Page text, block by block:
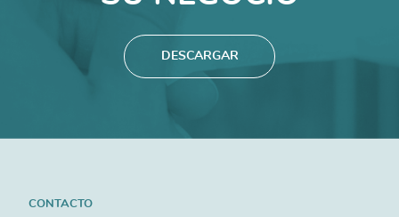
DESCARGAR
CONTACTO